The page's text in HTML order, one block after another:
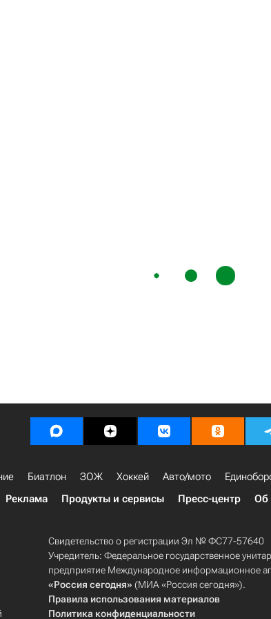
Биатлон ЗОЖ Хоккей Авто/мото
Реклама Продукты и сервисы Пресс-центр Об
Свидетельство о регистрации Эл № ФС77-57640
Учредитель: Федеральное государственное
предприятие Международное информационное
«Россия сегодня» (МИА «Россия сегодня»).
Правила использования материалов
Политика конфиденциальности